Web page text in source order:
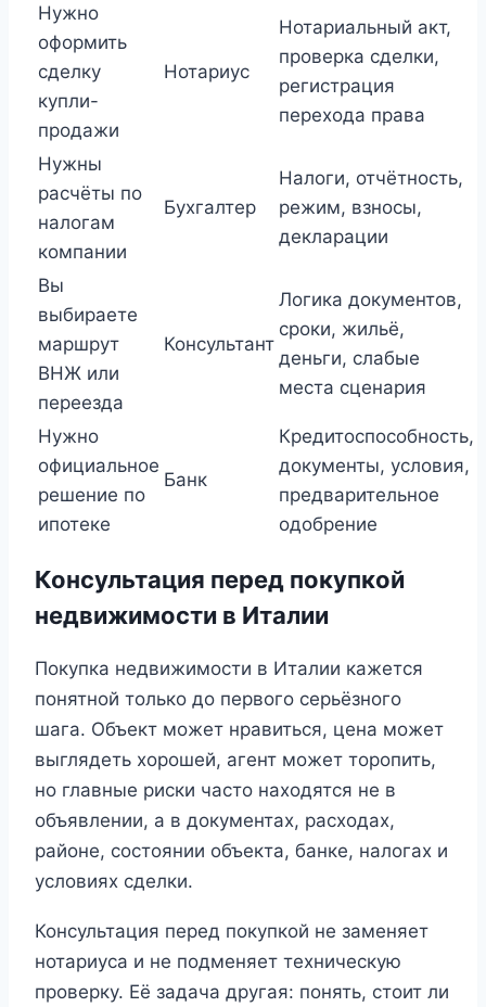
Нужно
оформить
сделку
купли-
продажи
Нотариус
Нотариальный акт,
проверка сделки,
регистрация
перехода права
Нужны
расчёты по
налогам
компании
Бухгалтер
Налоги, отчётность,
режим, взносы,
декларации
Вы
выбираете
маршрут
ВНЖ или
переезда
Консультант
Логика документов,
сроки, жильё,
деньги, слабые
места сценария
Нужно
официальное
решение по
ипотеке
Банк
Кредитоспособность,
документы, условия,
предварительное
одобрение
Консультация перед покупкой
недвижимости в Италии
Покупка недвижимости в Италии кажется
понятной только до первого серьёзного
шага. Объект может нравиться, цена может
выглядеть хорошей, агент может торопить,
но главные риски часто находятся не в
объявлении, а в документах, расходах,
районе, состоянии объекта, банке, налогах и
условиях сделки.
Консультация перед покупкой не заменяет
нотариуса и не подменяет техническую
проверку. Её задача другая: понять, стоит ли